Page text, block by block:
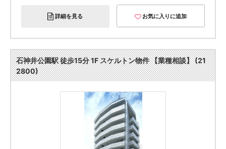
詳細を見る お気に入りに追加
石神井公園駅 徒歩15分 1F スケルトン物件 【業種相談】 (21
2800)